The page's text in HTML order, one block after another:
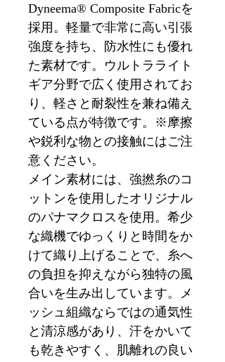
Dyneema® Composite Fabricを
採用。軽量で非常に高い引張
強度を持ち、防水性にも優れ
た素材です。ウルトラライト
ギア分野で広く使用されてお
り、軽さと耐裂性を兼ね備え
ている点が特徴です。※摩擦
や鋭利な物との接触にはご注
意ください。
メイン素材には、強撚糸のコ
ットンを使用したオリジナル
のパナマクロスを使用。希少
な織機でゆっくりと時間をか
けて織り上げることで、糸へ
の負担を抑えながら独特の風
合いを生み出しています。メ
ッシュ組織ならではの通気性
と清涼感があり、汗をかいて
も乾きやすく、肌離れの良い